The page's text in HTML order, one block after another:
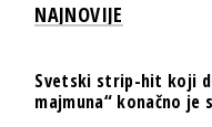
NAJNOVIJE
Svetski strip-hit koji
majmuna“ konačno je